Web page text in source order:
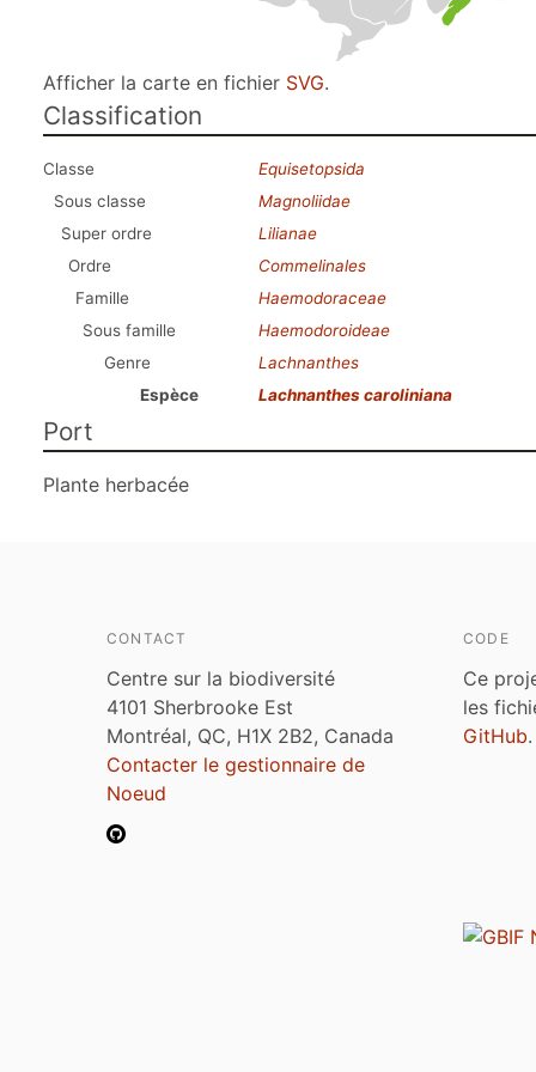
Afficher la carte en fichier SVG.
Classification
Classe
Equisetopsida
Sous classe
Magnoliidae
Super ordre
Lilianae
Ordre
Commelinales
Famille
Haemodoraceae
Sous famille
Haemodoroideae
Genre
Lachnanthes
Espèce
Lachnanthes caroliniana
Port
Plante herbacée
CONTACT
Centre sur la biodiversité
4101 Sherbrooke Est
Montréal, QC, H1X 2B2, Canada
Contacter le gestionnaire de
Noeud
CODE
Ce
les
GitHub.